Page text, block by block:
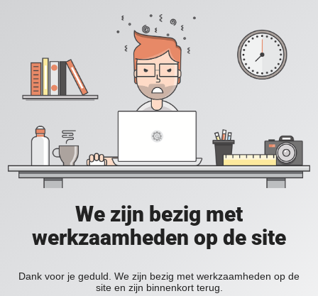
We zijn bezig met
werkzaamheden op de site
Dank voor je geduld. We zijn bezig met werkzaamheden op de
site en zijn binnenkort terug.